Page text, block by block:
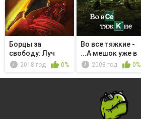
Борцы за
свободу: Луч
2018 год 0%
Во все тяжкие -
...А мешок уже в
реке2008 год 0%